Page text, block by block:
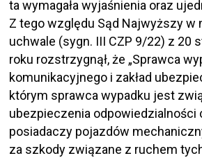
ta wymagała wyjaśnienia oraz
Z tego względu Sąd Najwyższy w
uchwale (sygn. III CZP 9/22) z 20
roku rozstrzygnął, że „Sprawca
komunikacyjnego i zakład
którym sprawca wypadku jest
ubezpieczenia odpowiedzialności
posiadaczy pojazdów
za szkody związane z ruchem